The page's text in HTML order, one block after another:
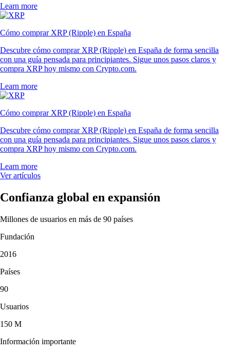
Learn more
Cómo comprar XRP (Ripple) en España
Descubre cómo comprar XRP (Ripple) en España de forma sencilla
con una guía pensada para principiantes. Sigue unos pasos claros y
compra XRP hoy mismo con Crypto.com.
Learn more
Cómo comprar XRP (Ripple) en España
Descubre cómo comprar XRP (Ripple) en España de forma sencilla
con una guía pensada para principiantes. Sigue unos pasos claros y
compra XRP hoy mismo con Crypto.com.
Learn more
Ver artículos
Confianza global en expansión
Millones de usuarios en más de 90 países
Fundación
2016
Países
90
Usuarios
150 M
Información importante